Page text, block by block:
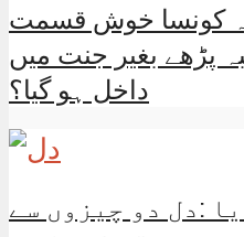
وہ کونسا خوش قسمت
پڑھے بغیر جنت میں
داخل ہو گیا؟
:دل دو چیزوں سے